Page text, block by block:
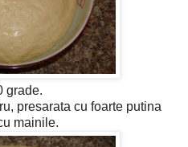
grade.
presarata cu foarte putina
mainile.